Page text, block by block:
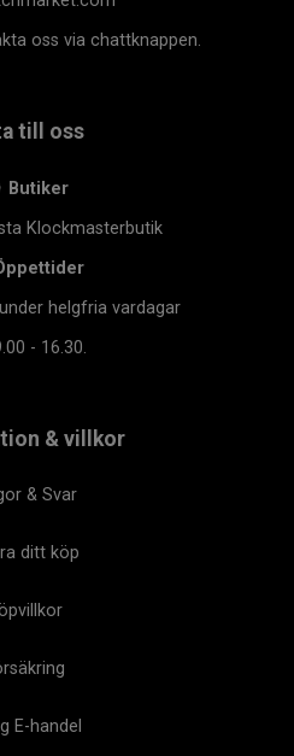
oss via chattknappen.
till oss
Butiker
Klockmasterbutik
helgfria vardagar
- 16.30.
& villkor
& Svar
ditt köp
E-handel